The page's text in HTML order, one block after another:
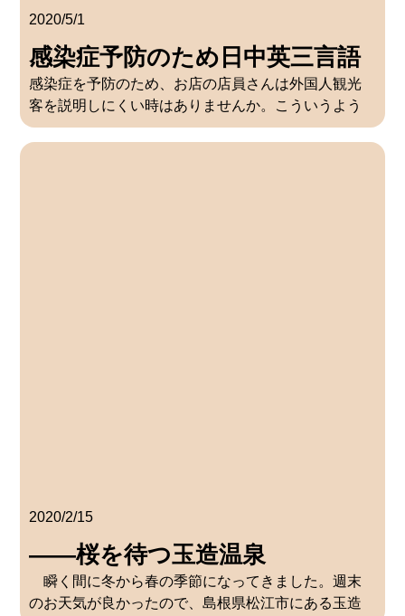
2020/5/1
感染症予防のため日中英三言語
ステッカー（ダウンロード可）
感染症を予防のため、お店の店員さんは外国人観光
客を説明しにくい時はありませんか。こういうよう
なステッカーがあれば、正確に意味を伝えますよ―
2020/2/15
――桜を待つ玉造温泉
瞬く間に冬から春の季節になってきました。週末
のお天気が良かったので、島根県松江市にある玉造